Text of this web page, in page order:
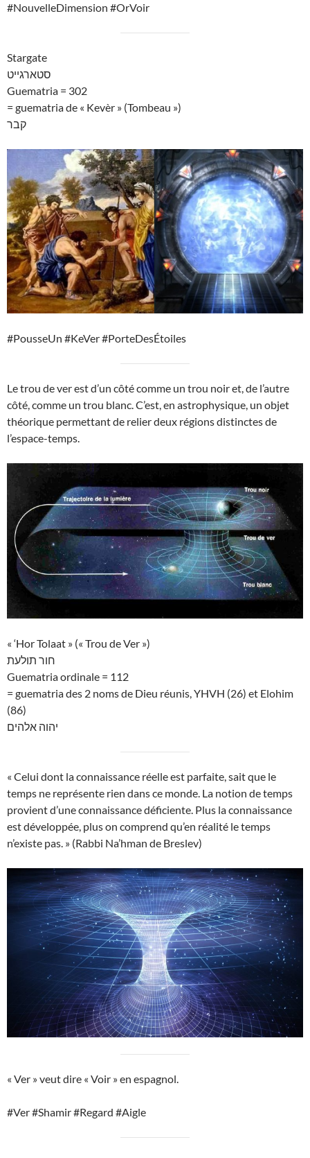
#NouvelleDimension #OrVoir
Stargate
סטארגייט
Guematria = 302
= guematria de « Kevèr » (Tombeau »)
קבר
#PousseUn #KeVer #PorteDesÉtoiles
Le trou de ver est d’un côté comme un trou noir et, de l’autre
côté, comme un trou blanc. C’est, en astrophysique, un objet
théorique permettant de relier deux régions distinctes de
l’espace-temps.
« ‘Hor Tolaat » (« Trou de Ver »)
חור תולעת
Guematria ordinale = 112
= guematria des 2 noms de Dieu réunis, YHVH (26) et Elohim
(86)
יהוה אלהים
« Celui dont la connaissance réelle est parfaite, sait que le
temps ne représente rien dans ce monde. La notion de temps
provient d’une connaissance déficiente. Plus la connaissance
est développée, plus on comprend qu’en réalité le temps
n’existe pas. » (Rabbi Na’hman de Breslev)
« Ver » veut dire « Voir » en espagnol.
#Ver #Shamir #Regard #Aigle